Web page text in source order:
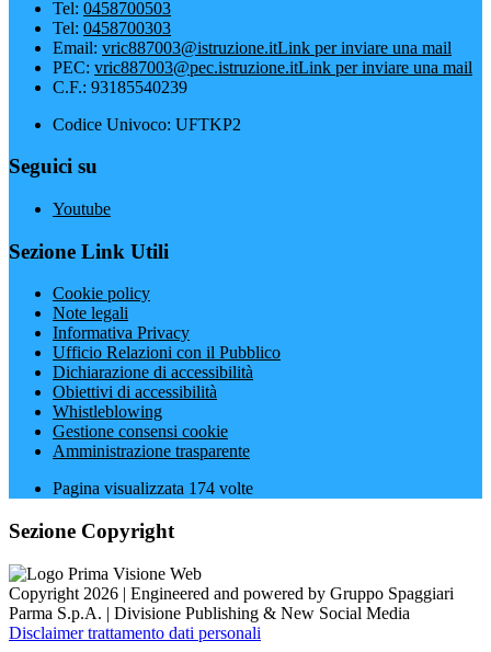
Tel: 0458700503
Tel: 0458700303
Email: vric887003@istruzione.itLink per inviare una mail
PEC: vric887003@pec.istruzione.itLink per inviare una mail
C.F.: 93185540239
Codice Univoco: UFTKP2
Seguici su
Youtube
Sezione Link Utili
Cookie policy
Note legali
Informativa Privacy
Ufficio Relazioni con il Pubblico
Dichiarazione di accessibilità
Obiettivi di accessibilità
Whistleblowing
Gestione consensi cookie
Amministrazione trasparente
Pagina visualizzata 174 volte
Sezione Copyright
Copyright 2026 | Engineered and powered by Gruppo Spaggiari
Parma S.p.A. | Divisione Publishing & New Social Media
Disclaimer trattamento dati personali